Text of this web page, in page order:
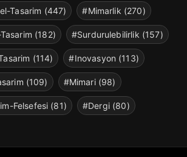
Tasarim (447) #Mimarlik (270)
(182) #Surdurulebilirlik (157)
(114) #Inovasyon (113)
(109) #Mimari (98)
Felsefesi (81) #Dergi (80)